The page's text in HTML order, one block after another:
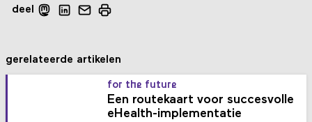
deel
gerelateerde artikelen
for the future
Een routekaart voor succesvolle
eHealth-implementatie